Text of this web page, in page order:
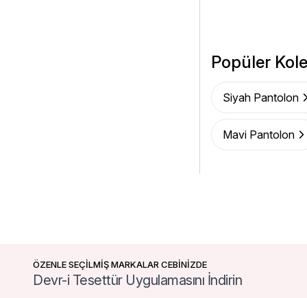
Popüler
Siyah Pantolon
Mavi Pantolon
ÖZENLE SEÇİLMİŞ MARKALAR CEBİNİZDE
Devr-i Tesettür Uygulamasını İndirin